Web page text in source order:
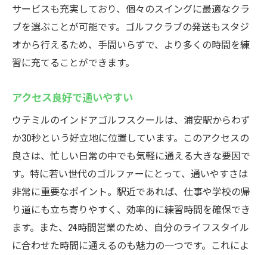
サービスも充実しており、個々のスイングに最適なクラ
ブを選ぶことが可能です。ゴルフクラブの発送もスタジ
オから行えるため、手間いらずで、より多くの時間を練
習に充てることができます。
アクセス良好で通いやすい
ウテミルのインドアゴルフスクールは、浦安駅からわず
か30秒という好立地に位置しています。このアクセスの
良さは、忙しい日常の中でも気軽に通える大きな要因で
す。特に若い世代のゴルファーにとって、通いやすさは
非常に重要なポイント。駅近であれば、仕事や学校の帰
り道にも立ち寄りやすく、効率的に練習時間を確保でき
ます。また、24時間営業のため、自分のライフスタイル
に合わせた時間に通えるのも魅力の一つです。これによ